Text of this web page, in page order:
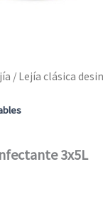
/ Lejía clásica
3x5L